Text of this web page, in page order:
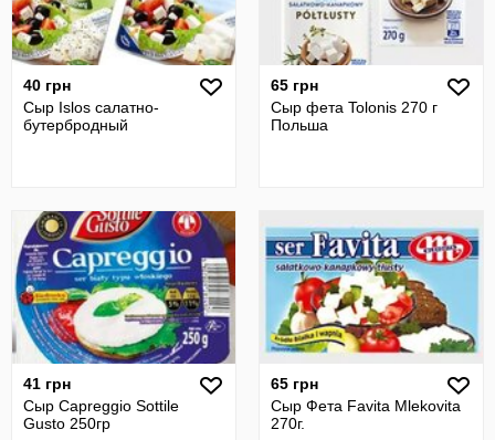
40 грн
Сыр Islos салатно-
бутербродный
65 грн
Сыр фета Tolonis 270 г
Польша
41 грн
Сыр Capreggio Sottile
Gusto 250гр
65 грн
Сыр Фета Favita Mlekovita
270г.